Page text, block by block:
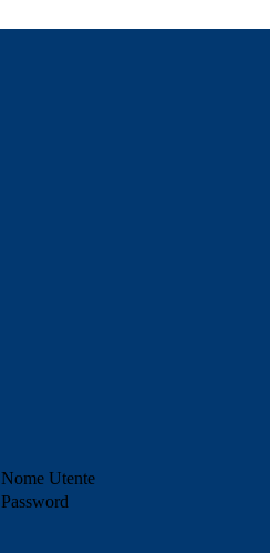
Nome Utente
Password